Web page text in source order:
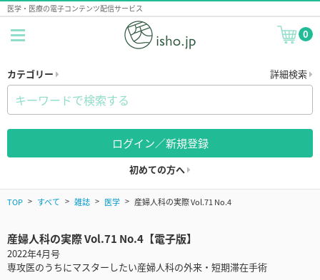
医学・医療の電子コンテンツ配信サービス
0
カテゴリー 詳細検索
ログイン／新規登録
初めての方へ
TOP すべて 雑誌 医学 産婦人科の実際 Vol.71 No.4
産婦人科の実際 Vol.71 No.4【電子版】
2022年4月号
専攻医のうちにマスターしたい産婦人科の外来・短期滞在手術